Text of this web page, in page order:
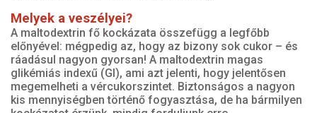
Melyek a veszélyei?
A maltodextrin fő kockázata összefügg a legfőbb
előnyével: mégpedig az, hogy az bizony sok cukor – és
ráadásul nagyon gyorsan! A maltodextrin magas
glikémiás indexű (GI), ami azt jelenti, hogy jelentősen
megemelheti a vércukorszintet. Biztonságos a nagyon
kis mennyiségben történő fogyasztása, de ha bármilyen